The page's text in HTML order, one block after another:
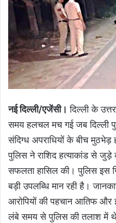
नई दिल्ली/एजेंसी। दिल्ली के
समय हलचल मच गई जब दिल्ली
संदिग्ध अपराधियों के बीच मुठभेड़
पुलिस ने राशिद हत्याकांड से जुड़े
सफलता हासिल की। पुलिस इस
बड़ी उपलब्धि मान रही है।
आरोपियों की पहचान आतिफ और
लंबे समय से पुलिस की तलाश में थे